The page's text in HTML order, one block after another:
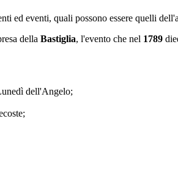
ed eventi, quali possono essere quelli
della Bastiglia, l'evento che nel 1789
dell'Angelo;